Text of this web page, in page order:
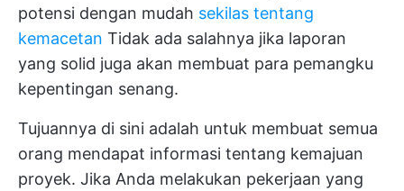
potensi dengan mudah sekilas tentang
kemacetan Tidak ada salahnya jika laporan
yang solid juga akan membuat para pemangku
kepentingan senang.
Tujuannya di sini adalah untuk membuat semua
orang mendapat informasi tentang kemajuan
proyek. Jika Anda melakukan pekerjaan yang